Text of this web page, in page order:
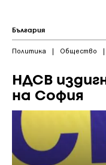
България
Политика | Общество |
НДСВ
на София